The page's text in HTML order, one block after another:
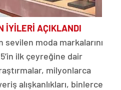
İYİLERİ AÇIKLANDI
moda markalarını
ilk çeyreğine dair
milyonlarca
alışkanlıkları, binlerce